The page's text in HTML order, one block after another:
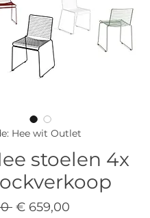
Hee wit Outlet
stoelen 4x
Normale
€ 659,00